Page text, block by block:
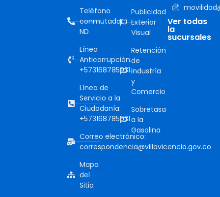
Teléfono
conmutador:
ND
Línea
Anticorrupción:
+573168785931
Línea de
Servicio a la
Ciudadanía:
+573168785931
Correo electrónico:
correspondencia@villavicencio.gov.co
Mapa
del
Sitio
Publicidad
Exterior
Visual
Retención
de
Industría
y
Comercio
Sobretasa
a la
Gasolina
Ver todas
la
sucursales